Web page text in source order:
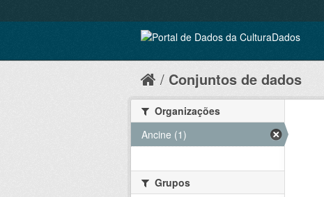
Conjuntos de dados
Organizações
Ancine (1)
Grupos